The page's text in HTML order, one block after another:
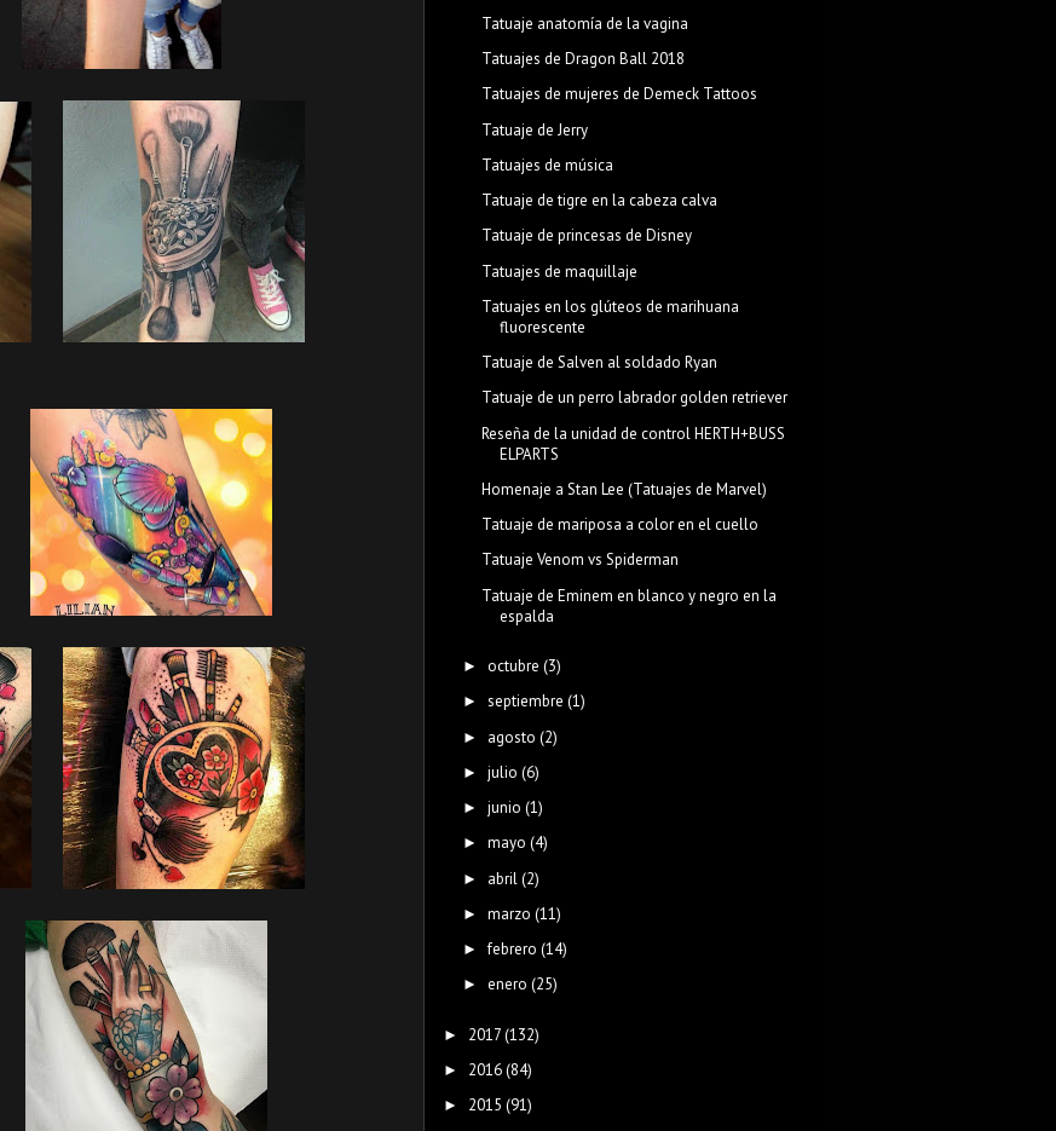
Tatuaje anatomía de la vagina
Tatuajes de Dragon Ball 2018
Tatuajes de mujeres de Demeck Tattoos
Tatuaje de Jerry
Tatuajes de música
Tatuaje de tigre en la cabeza calva
Tatuaje de princesas de Disney
Tatuajes de maquillaje
Tatuajes en los glúteos de marihuana
fluorescente
Tatuaje de Salven al soldado Ryan
Tatuaje de un perro labrador golden retriever
Reseña de la unidad de control HERTH+BUSS
ELPARTS
Homenaje a Stan Lee (Tatuajes de Marvel)
Tatuaje de mariposa a color en el cuello
Tatuaje Venom vs Spiderman
Tatuaje de Eminem en blanco y negro en la
espalda
► octubre (3)
► septiembre (1)
► agosto (2)
► julio (6)
► junio (1)
► mayo (4)
► abril (2)
► marzo (11)
►febrero (14)
► enero (25)
► 2017(132)
► 2016(84)
► 2015 (91)